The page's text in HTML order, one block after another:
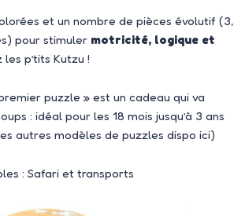
et un nombre de pièces évolutif (3,
pour stimuler motricité, logique et
les p’tits Kutzu !
puzzle » est un cadeau qui va
: idéal pour les 18 mois jusqu’à 3 ans
autres modèles de puzzles dispo ici)
: Safari et transports